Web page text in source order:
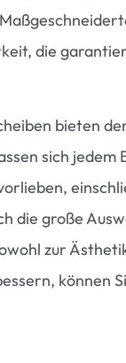
die
bieten
sich jedem
die große
zur
können